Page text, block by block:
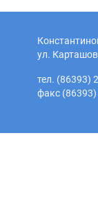
ул.
тел. (86393)
факс (86393)